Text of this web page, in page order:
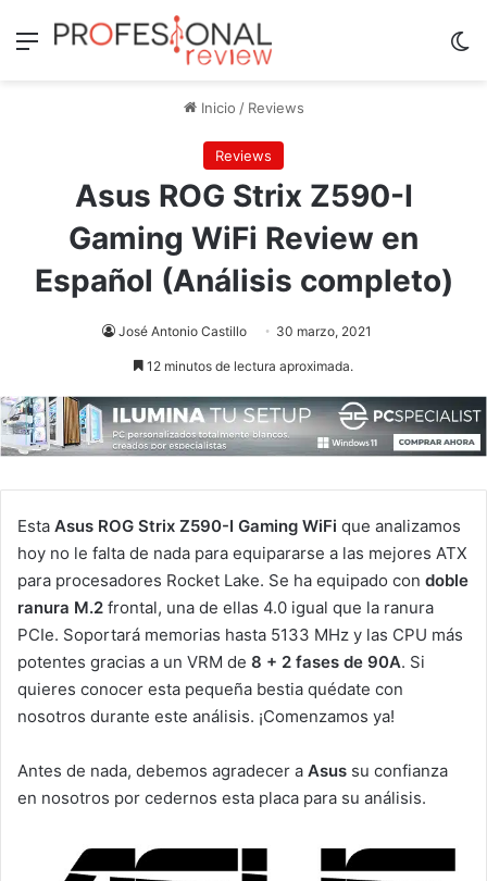
Menú
Inicio / Reviews
Reviews
Asus ROG Strix Z590-I
Gaming WiFi Review en
Español (Análisis completo)
José Antonio Castillo 30 marzo, 2021
12 minutos de lectura aproximada.
Esta Asus ROG Strix Z590-I Gaming WiFi que analizamos
hoy no le falta de nada para equipararse a las mejores ATX
para procesadores Rocket Lake. Se ha equipado con doble
ranura M.2 frontal, una de ellas 4.0 igual que la ranura
PCIe. Soportará memorias hasta 5133 MHz y las CPU más
potentes gracias a un VRM de 8 + 2 fases de 90A. Si
quieres conocer esta pequeña bestia quédate con
nosotros durante este análisis. ¡Comenzamos ya!
Antes de nada, debemos agradecer a Asus su confianza
en nosotros por cedernos esta placa para su análisis.